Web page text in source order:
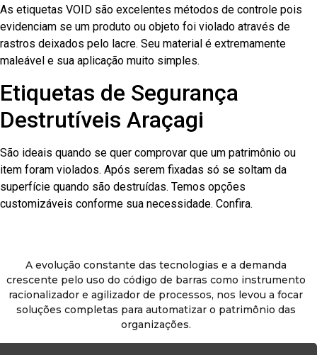
As etiquetas VOID são excelentes métodos de controle pois
evidenciam se um produto ou objeto foi violado através de
rastros deixados pelo lacre. Seu material é extremamente
maleável e sua aplicação muito simples.
Etiquetas de Segurança
Destrutíveis Araçagi
São ideais quando se quer comprovar que um patrimônio ou
item foram violados. Após serem fixadas só se soltam da
superfície quando são destruídas. Temos opções
customizáveis conforme sua necessidade. Confira.
A evolução constante das tecnologias e a demanda
crescente pelo uso do código de barras como instrumento
racionalizador e agilizador de processos, nos levou a focar
soluções completas para automatizar o patrimônio das
organizações.